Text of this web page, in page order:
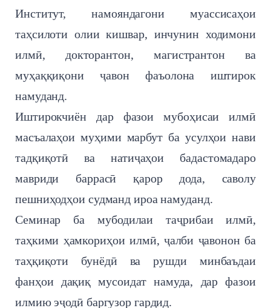
Институт, намояндагони муассисаҳои
таҳсилоти олии кишвар, инчунин ходимони
илмӣ, докторантон, магистрантон ва
муҳаққиқони ҷавон фаъолона иштирок
намуданд.
Иштирокчиён дар фазои мубоҳисаи илмӣ
масъалаҳои муҳими марбут ба усулҳои нави
тадқиқотӣ ва натиҷаҳои бадастомадаро
мавриди баррасӣ қарор дода, саволу
пешниҳодҳои судманд ироа намуданд.
Семинар ба мубодилаи таҷрибаи илмӣ,
таҳкими ҳамкориҳои илмӣ, ҷалби ҷавонон ба
таҳқиқоти бунёдӣ ва рушди минбаъдаи
фанҳои дақиқ мусоидат намуда, дар фазои
илмию эҷодӣ баргузор гардид.